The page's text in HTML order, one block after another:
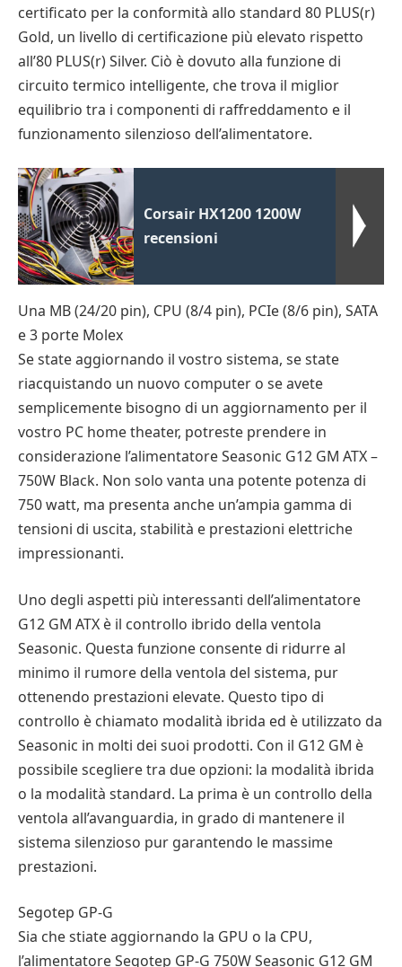
certificato per la conformità allo standard 80 PLUS(r)
Gold, un livello di certificazione più elevato rispetto
all’80 PLUS(r) Silver. Ciò è dovuto alla funzione di
circuito termico intelligente, che trova il miglior
equilibrio tra i componenti di raffreddamento e il
funzionamento silenzioso dell’alimentatore.
Corsair HX1200 1200W
recensioni
Una MB (24/20 pin), CPU (8/4 pin), PCIe (8/6 pin), SATA
e 3 porte Molex
Se state aggiornando il vostro sistema, se state
riacquistando un nuovo computer o se avete
semplicemente bisogno di un aggiornamento per il
vostro PC home theater, potreste prendere in
considerazione l’alimentatore Seasonic G12 GM ATX –
750W Black. Non solo vanta una potente potenza di
750 watt, ma presenta anche un’ampia gamma di
tensioni di uscita, stabilità e prestazioni elettriche
impressionanti.
Uno degli aspetti più interessanti dell’alimentatore
G12 GM ATX è il controllo ibrido della ventola
Seasonic. Questa funzione consente di ridurre al
minimo il rumore della ventola del sistema, pur
ottenendo prestazioni elevate. Questo tipo di
controllo è chiamato modalità ibrida ed è utilizzato da
Seasonic in molti dei suoi prodotti. Con il G12 GM è
possibile scegliere tra due opzioni: la modalità ibrida
o la modalità standard. La prima è un controllo della
ventola all’avanguardia, in grado di mantenere il
sistema silenzioso pur garantendo le massime
prestazioni.
Segotep GP-G
Sia che stiate aggiornando la GPU o la CPU,
l’alimentatore Segotep GP-G 750W Seasonic G12 GM